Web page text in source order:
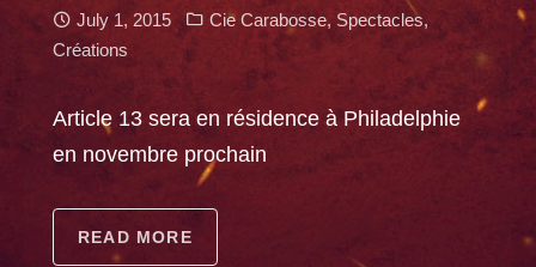
July 1, 2015 Cie Carabosse, Spectacles,
Créations
Article 13 sera en résidence à Philadelphie
en novembre prochain
READ MORE